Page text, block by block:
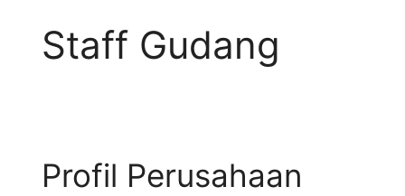
Staff Gudang
Profil Perusahaan